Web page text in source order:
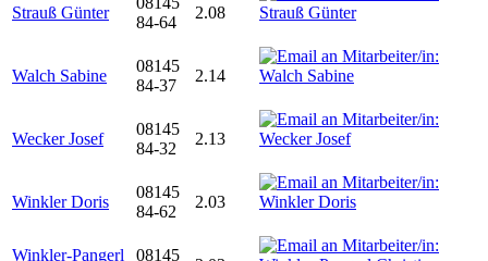
Strauß Günter
84-64
2.08
Walch Sabine
08145
84-37
2.14
Wecker Josef
08145
84-32
2.13
Winkler Doris
08145
84-62
2.03
Winkler-Pangerl
08145